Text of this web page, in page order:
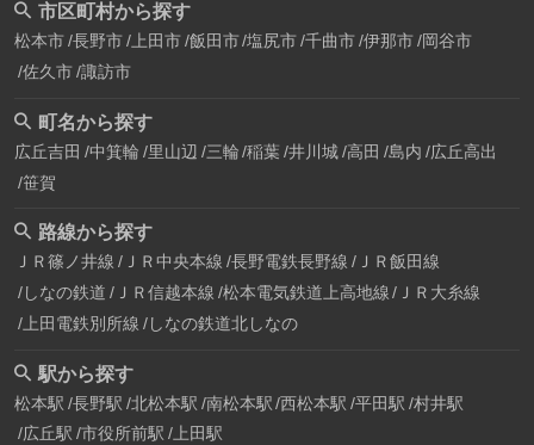
市区町村から探す
松本市 長野市 上田市 飯田市 塩尻市 千曲市 伊那市 岡谷市
佐久市 諏訪市
町名から探す
広丘吉田 中箕輪 里山辺 三輪 稲葉 井川城 高田 島内 広丘高出
笹賀
路線から探す
ＪＲ篠ノ井線 ＪＲ中央本線 長野電鉄長野線 ＪＲ飯田線
しなの鉄道 ＪＲ信越本線 松本電気鉄道上高地線
ＪＲ大糸線
上田電鉄別所線 しなの鉄道北しなの
駅から探す
松本駅 長野駅 北松本駅 南松本駅 西松本駅 平田駅 村井駅
広丘駅 市役所前駅 上田駅